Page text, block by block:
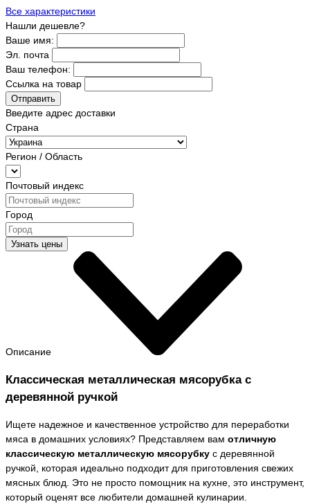
Все характеристики
Нашли дешевле?
Ваше имя:
Эл. почта
Ваш телефон:
Ссылка на товар
Отправить
Введите адрес доставки
Страна
Регион / Область
Почтовый индекс
Город
Узнать цены
Описание
Классическая металлическая мясорубка с
деревянной ручкой
Ищете надежное и качественное устройство для переработки
мяса в домашних условиях? Представляем вам отличную
классическую металлическую мясорубку с деревянной
ручкой, которая идеально подходит для приготовления свежих
мясных блюд. Это не просто помощник на кухне, это инструмент,
который оценят все любители домашней кулинарии.